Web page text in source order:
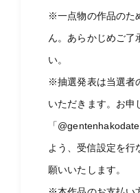
※一点物の作品のた
ん。あらかじめご了
い。
※抽選発表は当選者
いただきます。お申
「
よう、受信設定を行
願いいたします。